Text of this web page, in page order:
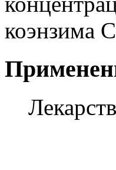
коэнзима